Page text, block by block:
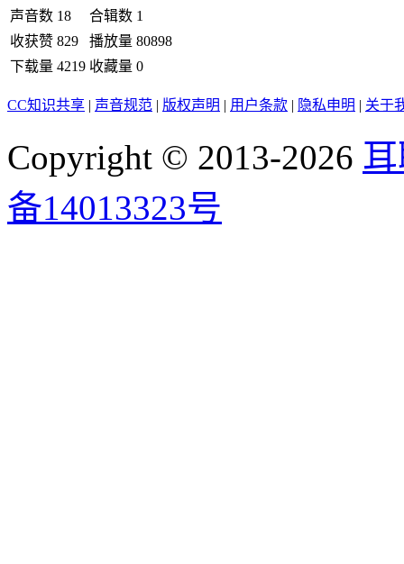
声音数 18 合辑数 1
收获赞 829 播放量 80898
下载量 4219 收藏量 0
CC知识共享 | 声音规范 | 版权声明 | 用户条款 | 隐私申明 | 关于
Copyright © 2013-2026
备14013323号